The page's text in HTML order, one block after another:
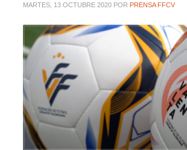
MARTES, 13 OCTUBRE 2020 POR PRENSA FFCV